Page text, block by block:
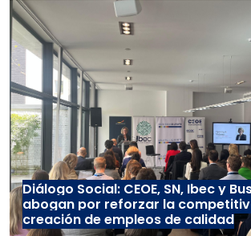
Diálogo Social: CEOE, SN, Ibec y
abogan por reforzar la
creación de empleos de calidad